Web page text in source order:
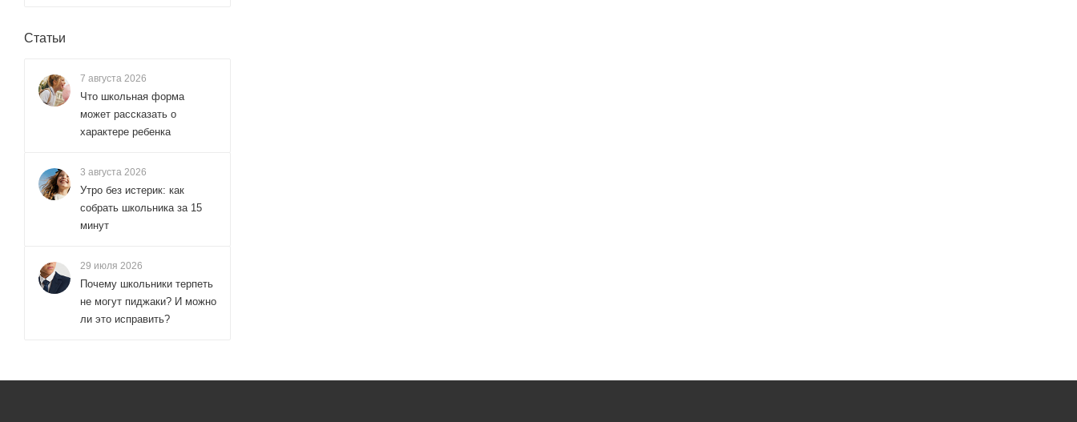
Статьи
7 августа 2026
Что школьная форма
может рассказать о
характере ребенка
3 августа 2026
Утро без истерик: как
собрать школьника за 15
минут
29 июля 2026
Почему школьники терпеть
не могут пиджаки? И можно
ли это исправить?